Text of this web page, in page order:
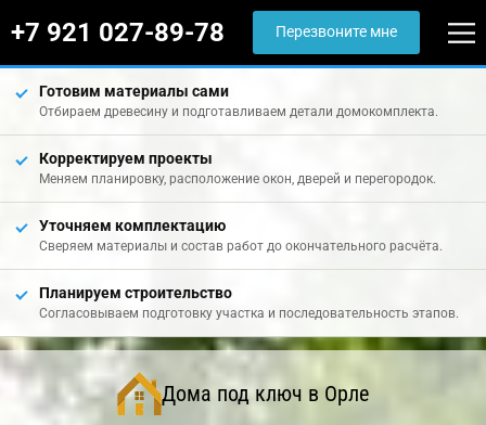
+7 921 027-89-78 Перезвоните мне
Готовим материалы сами
Отбираем древесину и подготавливаем детали домокомплекта.
Корректируем проекты
Меняем планировку, расположение окон, дверей и перегородок.
Уточняем комплектацию
Сверяем материалы и состав работ до окончательного расчёта.
Планируем строительство
Согласовываем подготовку участка и последовательность этапов.
Дома под ключ в Орле